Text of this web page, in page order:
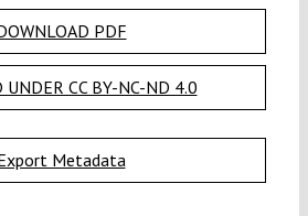
PDF
UNDER CC BY-NC-ND 4.0
Metadata